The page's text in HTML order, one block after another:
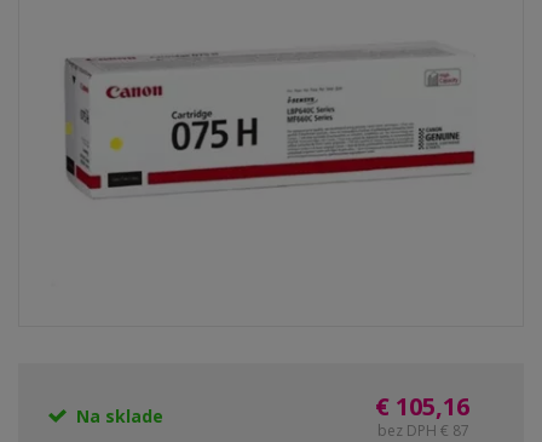
Na sklade € 105,16
bez DPH € 87